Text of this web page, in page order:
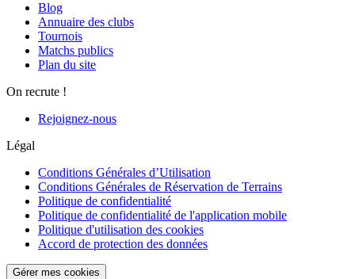
Blog
Annuaire des clubs
Tournois
Matchs publics
Plan du site
On recrute !
Rejoignez-nous
Légal
Conditions Générales d’Utilisation
Conditions Générales de Réservation de Terrains
Politique de confidentialité
Politique de confidentialité de l'application mobile
Politique d'utilisation des cookies
Accord de protection des données
Gérer mes cookies